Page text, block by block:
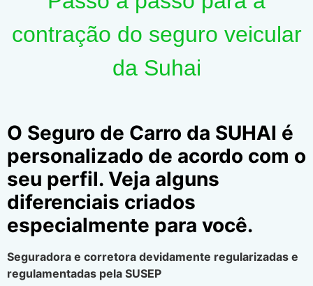
contração do seguro veicular
da Suhai
O Seguro de Carro da SUHAI é
personalizado de acordo com o
seu perfil. Veja alguns
diferenciais criados
especialmente para você.
Seguradora e corretora devidamente regularizadas e
regulamentadas pela SUSEP